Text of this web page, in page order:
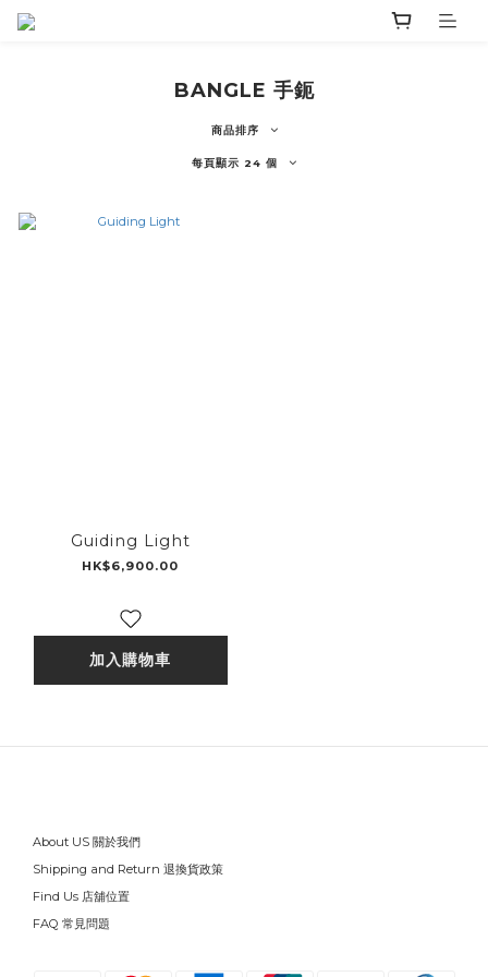
BANGLE 手鈪
商品排序
每頁顯示 24 個
Guiding Light
HK$6,900.00
加入購物車
About US 關於我們
Shipping and Return 退換貨政策
Find Us 店舖位置
FAQ 常見問題